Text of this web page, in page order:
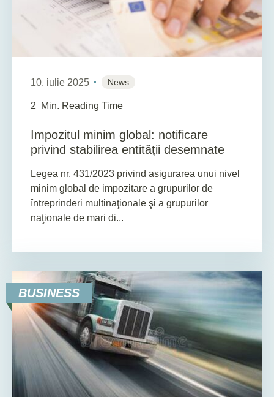
10. iulie 2025 News
2 Min. Reading Time
Impozitul minim global: notificare
privind stabilirea entității desemnate
Legea nr. 431/2023 privind asigurarea unui nivel
minim global de impozitare a grupurilor de
întreprinderi multinaţionale şi a grupurilor
naţionale de mari di...
BUSINESS